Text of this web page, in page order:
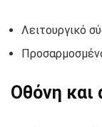
Λειτουργικό
Οθόνη και